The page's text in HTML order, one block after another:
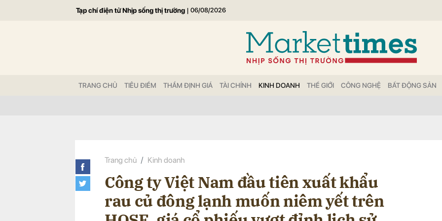
Tạp chí điện tử Nhịp sống thị trường | 06/08/2026
TRANG CHỦ TIÊU ĐIỂM THẨM ĐỊNH GIÁ TÀI CHÍNH KINH DOANH THẾ GIỚI CÔNG NGHỆ BẤT ĐỘNG SẢN
Trang chủ Kinh doanh
Công ty Việt Nam đầu tiên xuất khẩu
rau củ đông lạnh muốn niêm yết trên
Gửi bình luận